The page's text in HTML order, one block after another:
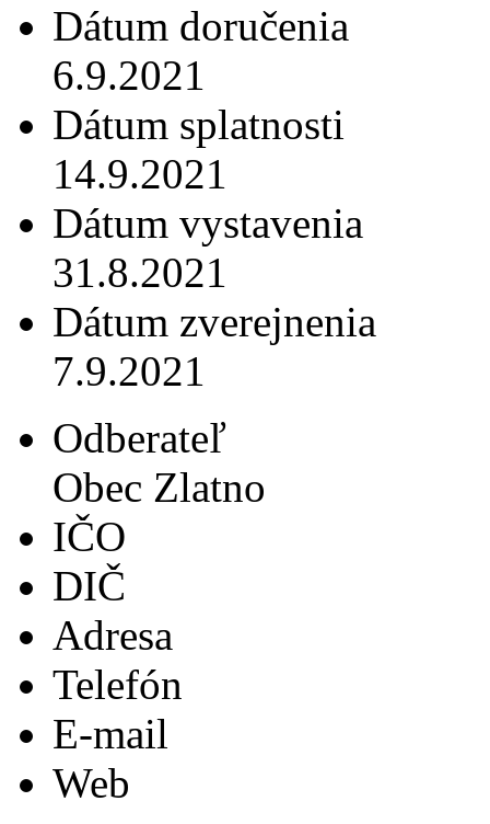
Dátum doručenia
6.9.2021
Dátum splatnosti
14.9.2021
Dátum vystavenia
31.8.2021
Dátum zverejnenia
7.9.2021
Odberateľ
Obec Zlatno
IČO
DIČ
Adresa
Telefón
E-mail
Web